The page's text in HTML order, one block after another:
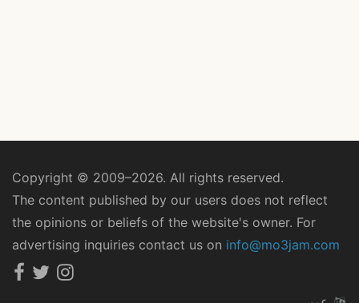
Copyright © 2009–2026. All rights reserved.
The content published by our users does not reflect
the opinions or beliefs of the website's owner. For
advertising inquiries contact us on info@mo3jam.com